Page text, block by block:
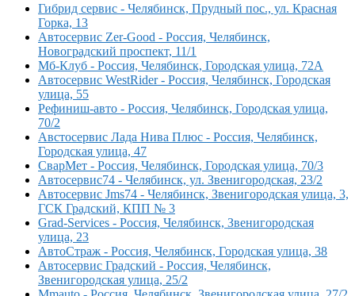
Гибрид сервис - Челябинск, Прудный пос., ул. Красная
Горка, 13
Автосервис Zer-Good - Россия, Челябинск,
Новоградский проспект, 11/1
Мб-Клуб - Россия, Челябинск, Городская улица, 72А
Автосервис WestRider - Россия, Челябинск, Городская
улица, 55
Рефиниш-авто - Россия, Челябинск, Городская улица,
70/2
Австосервис Лада Нива Плюс - Россия, Челябинск,
Городская улица, 47
СварМет - Россия, Челябинск, Городская улица, 70/3
Автосервис74 - Челябинск, ул. Звенигородская, 23/2
Автосервис Jms74 - Челябинск, Звенигородская улица, 3,
ГСК Градский, КПП № 3
Grad-Services - Россия, Челябинск, Звенигородская
улица, 23
АвтоСтраж - Россия, Челябинск, Городская улица, 38
Автосервис Градский - Россия, Челябинск,
Звенигородская улица, 25/2